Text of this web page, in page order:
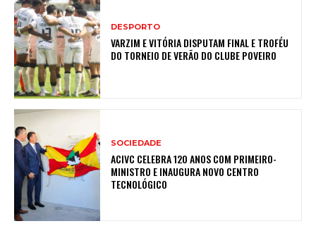
DESPORTO
VARZIM E VITÓRIA DISPUTAM FINAL E TROFÉU
DO TORNEIO DE VERÃO DO CLUBE POVEIRO
SOCIEDADE
ACIVC CELEBRA 120 ANOS COM PRIMEIRO-
MINISTRO E INAUGURA NOVO CENTRO
TECNOLÓGICO